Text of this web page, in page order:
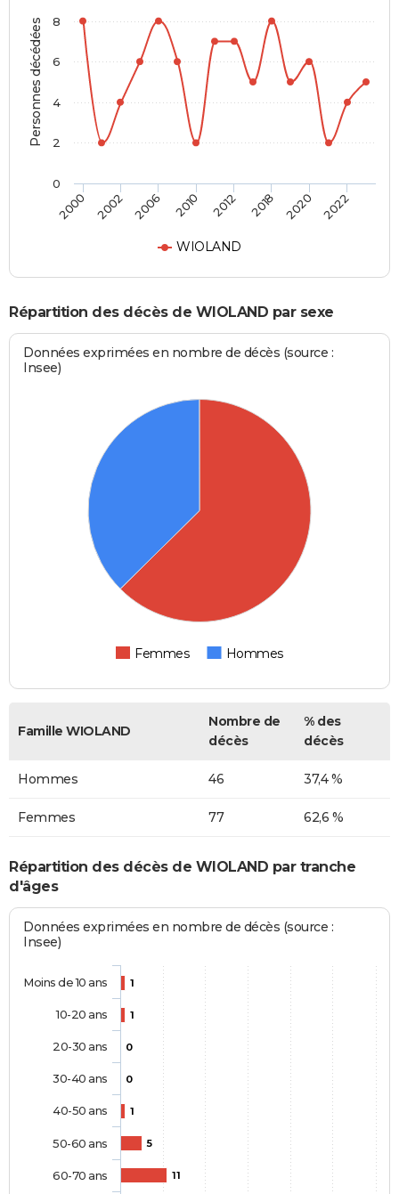
Personnes décédées
WIOLAND
2000 2002 2006 2010 2012 2018 2020 2022
0
2
4
6
8
Répartition des décès de WIOLAND par sexe
Données exprimées en nombre de décès (source :
Insee)
Femmes Hommes
Famille WIOLAND
Nombre de
décès
% des
décès
Hommes 46 37,4 %
Femmes 77 62,6 %
Répartition des décès de WIOLAND par tranche
d'âges
Données exprimées en nombre de décès (source :
Insee)
1
1
0
0
1
5
11
Moins de 10 ans
10-20 ans
20-30 ans
30-40 ans
40-50 ans
50-60 ans
60-70 ans